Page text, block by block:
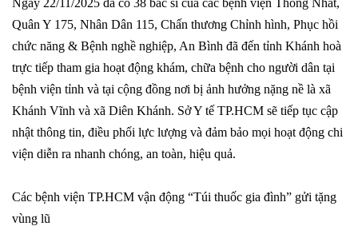
Ngày 22/11/2025 đã có 38 bác sĩ của các bệnh viện Thống Nhất,
Quân Y 175, Nhân Dân 115, Chấn thương Chỉnh hình, Phục hồi
chức năng & Bệnh nghề nghiệp, An Bình đã đến tỉnh Khánh hoà
trực tiếp tham gia hoạt động khám, chữa bệnh cho người dân tại
bệnh viện tỉnh và tại cộng đồng nơi bị ảnh hưởng nặng nề là xã
Khánh Vĩnh và xã Diên Khánh. Sở Y tế TP.HCM sẽ tiếp tục cập
nhật thông tin, điều phối lực lượng và đảm bảo mọi hoạt động chi
viện diễn ra nhanh chóng, an toàn, hiệu quả.
Các bệnh viện TP.HCM vận động “Túi thuốc gia đình” gửi tặng
vùng lũ